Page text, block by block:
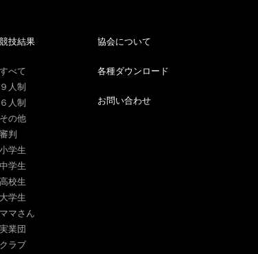
競技結果
すべて
９人制
６人制
その他
審判
小学生
中学生
高校生
大学生
ママさん
実業団
クラブ
協会について
各種ダウンロード
お問い合わせ